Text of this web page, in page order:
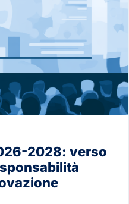
2028: verso